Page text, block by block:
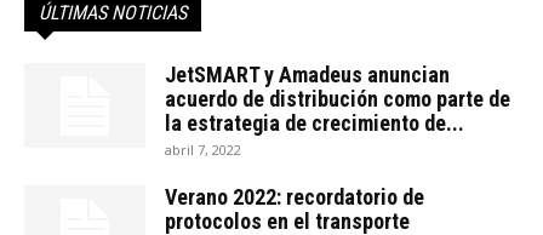
ÚLTIMAS NOTICIAS
JetSMART y Amadeus anuncian
acuerdo de distribución como parte de
la estrategia de crecimiento de...
abril 7, 2022
Verano 2022: recordatorio de
protocolos en el transporte